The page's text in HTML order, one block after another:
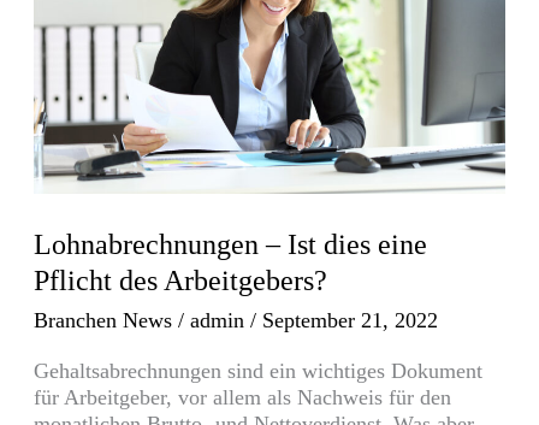
Lohnabrechnungen – Ist dies eine
Pflicht des Arbeitgebers?
Branchen News /admin/ September 21, 2022
Gehaltsabrechnungen sind ein wichtiges Dokument
für Arbeitgeber, vor allem als Nachweis für den
Pflicht
des
Arbeitgebers?